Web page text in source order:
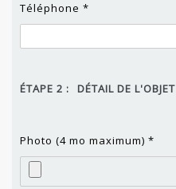
Téléphone *
ÉTAPE 2 : DÉTAIL DE L'OBJET
Photo (4 mo maximum) *